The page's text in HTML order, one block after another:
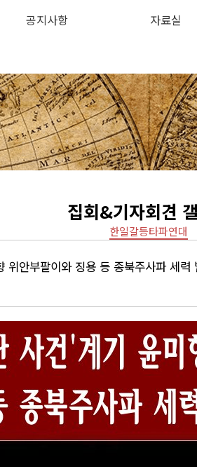
공지사항 자료실
하위분류
집회&기자회견
한일갈등타파연대
위안부팔이와 징용 등 종북주사파 세력